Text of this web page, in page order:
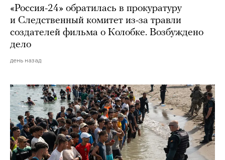
«Россия-24» обратилась в прокуратуру
и Следственный комитет из-за травли
создателей фильма о Колобке. Возбуждено
дело
день назад